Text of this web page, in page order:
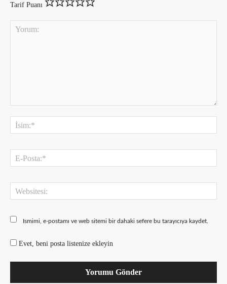
Tarif Puanı
Ismimi, e-postamı ve web sitemi bir dahaki sefere bu tarayıcıya kaydet.
Evet, beni posta listenize ekleyin